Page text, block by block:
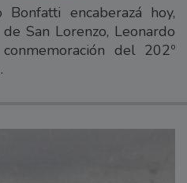
encaberazá hoy,
San Lorenzo, Leonardo
del 202º